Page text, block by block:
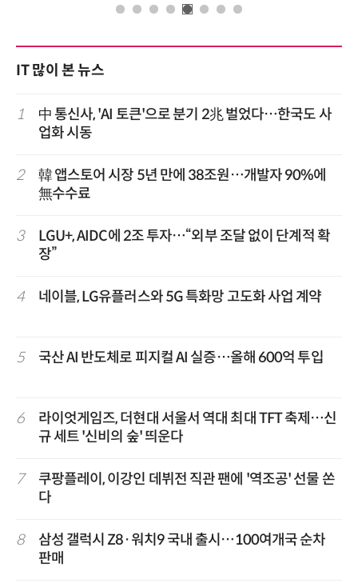
IT 많이 본 뉴스
1
中 통신사, 'AI 토큰'으로 분기 2兆 벌었다…한국도 사
업화 시동
2
韓 앱스토어 시장 5년 만에 38조원…개발자 90%에
無수수료
3
LGU+, AIDC에 2조 투자…“외부 조달 없이 단계적 확
장”
4 네이블, LG유플러스와 5G 특화망 고도화 사업 계약
5 국산 AI 반도체로 피지컬 AI 실증…올해 600억 투입
6
라이엇게임즈, 더현대 서울서 역대 최대 TFT 축제…신
규 세트 '신비의 숲' 띄운다
7
쿠팡플레이, 이강인 데뷔전 직관 팬에 '역조공' 선물 쏜
다
8
삼성 갤럭시 Z8·워치9 국내 출시…100여개국 순차
판매